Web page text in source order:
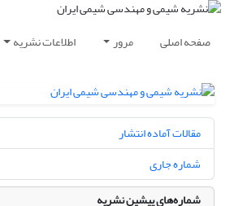
صفحه اصلی مرور اطلاعات نشریه
مقالات آماده انتشار
شماره جاری
شماره‌های پیشین نشریه